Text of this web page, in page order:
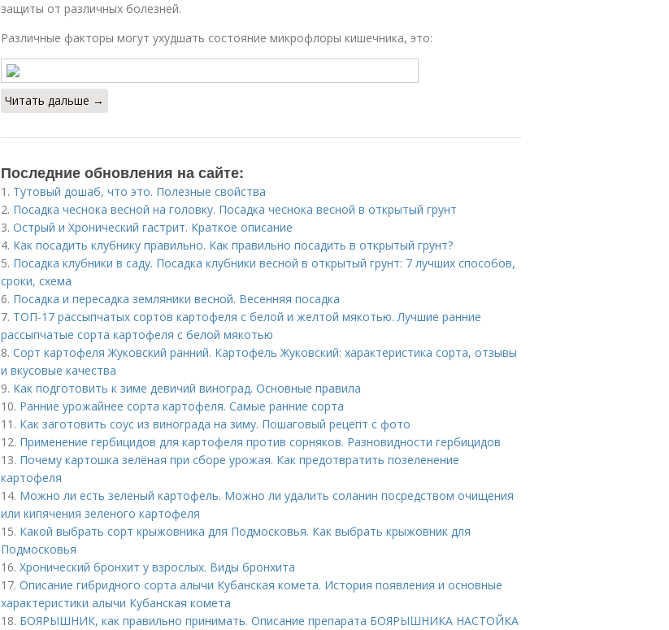
защиты от различных болезней.
Различные факторы могут ухудшать состояние микрофлоры кишечника, это:
Читать дальше →
Последние обновления на сайте:
1. Тутовый дошаб, что это. Полезные свойства
2. Посадка чеснока весной на головку. Посадка чеснока весной в открытый грунт
3. Острый и Хронический гастрит. Краткое описание
4. Как посадить клубнику правильно. Как правильно посадить в открытый грунт?
5. Посадка клубники в саду. Посадка клубники весной в открытый грунт: 7 лучших способов,
сроки, схема
6. Посадка и пересадка земляники весной. Весенняя посадка
7. ТОП-17 рассыпчатых сортов картофеля с белой и желтой мякотью. Лучшие ранние
рассыпчатые сорта картофеля с белой мякотью
8. Сорт картофеля Жуковский ранний. Картофель Жуковский: характеристика сорта, отзывы
и вкусовые качества
9. Как подготовить к зиме девичий виноград. Основные правила
10. Ранние урожайнее сорта картофеля. Самые ранние сорта
11. Как заготовить соус из винограда на зиму. Пошаговый рецепт с фото
12. Применение гербицидов для картофеля против сорняков. Разновидности гербицидов
13. Почему картошка зелёная при сборе урожая. Как предотвратить позеленение
картофеля
14. Можно ли есть зеленый картофель. Можно ли удалить соланин посредством очищения
или кипячения зеленого картофеля
15. Какой выбрать сорт крыжовника для Подмосковья. Как выбрать крыжовник для
Подмосковья
16. Хронический бронхит у взрослых. Виды бронхита
17. Описание гибридного сорта алычи Кубанская комета. История появления и основные
характеристики алычи Кубанская комета
18. БОЯРЫШНИК, как правильно принимать. Описание препарата БОЯРЫШНИКА НАСТОЙКА